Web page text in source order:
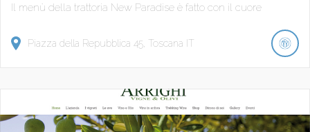
Il menù della trattoria New Paradise è fatto con il cuore
Piazza della Repubblica 45 Toscana IT